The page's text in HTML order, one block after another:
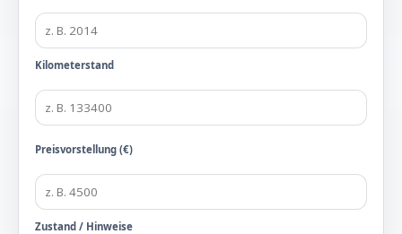
Kilometerstand
Preisvorstellung (€)
Zustand / Hinweise